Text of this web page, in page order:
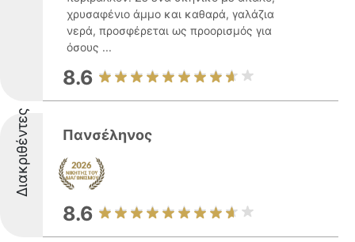
χρυσαφένιο άμμο και καθαρά, γαλάζια
νερά, προσφέρεται ως προορισμός για
όσους ...
8.6
Διακριθέντες Πανσέληνος
8.6